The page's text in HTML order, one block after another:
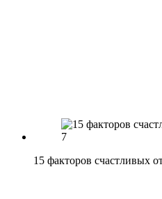
15 факторов счастливых